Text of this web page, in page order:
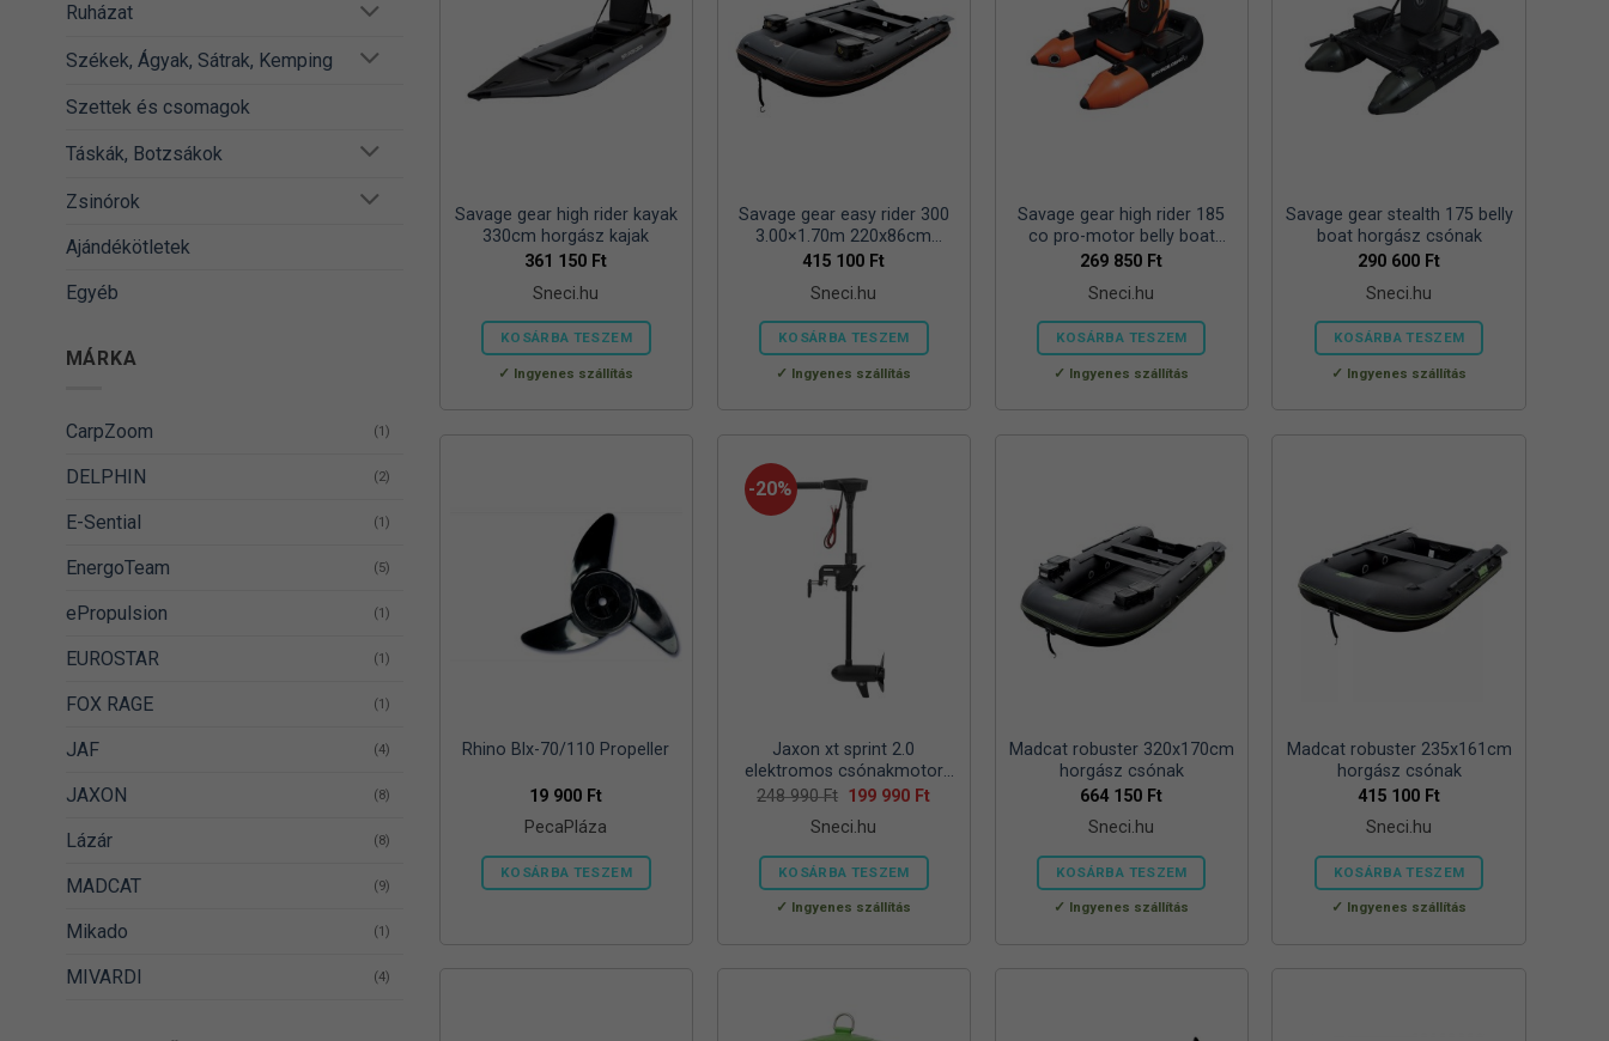
Ruházat
Székek, Ágyak, Sátrak, Kemping
Szettek és csomagok
Táskák, Botzsákok
Zsinórok
Ajándékötletek
Egyéb
MÁRKA
CarpZoom (1)
DELPHIN (2)
E-Sential (1)
EnergoTeam (5)
ePropulsion (1)
EUROSTAR (1)
FOX RAGE (1)
JAF (4)
JAXON (8)
Lázár (8)
MADCAT (9)
Mikado (1)
MIVARDI (4)
Savage gear high rider kayak
330cm horgász kajak
361 150 Ft
Sneci.hu
KOSÁRBA TESZEM
Ingyenes szállítás
Savage gear easy rider 300
3.00×1.70m 220x86cm
horgász csónak
415 100 Ft
Sneci.hu
KOSÁRBA TESZEM
Ingyenes szállítás
Savage gear high rider 185
co pro-motor belly boat
horgász csónak
269 850 Ft
Sneci.hu
KOSÁRBA TESZEM
Ingyenes szállítás
Savage gear stealth 175 belly
boat horgász csónak
290 600 Ft
Sneci.hu
KOSÁRBA TESZEM
Ingyenes szállítás
Rhino Blx-70/110 Propeller
19 900 Ft
PecaPláza
KOSÁRBA TESZEM
-20%
Jaxon xt sprint 2.0
elektromos csónakmotor
80lbs
248 990Ft Original
was:
990 Ft.
199 990 FtCurrent
Sneci.hu
KOSÁRBA TESZEM
Ingyenes szállítás
Madcat robuster 320x170cm
horgász csónak
664 150 Ft
Sneci.hu
KOSÁRBA TESZEM
Ingyenes szállítás
Madcat robuster 235x161cm
horgász csónak
415 100 Ft
Sneci.hu
KOSÁRBA TESZEM
Ingyenes szállítás